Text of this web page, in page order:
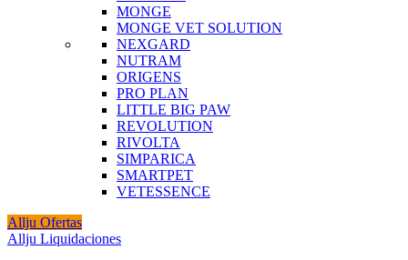
MONGE
MONGE VET SOLUTION
NEXGARD
NUTRAM
ORIGENS
PRO PLAN
LITTLE BIG PAW
REVOLUTION
RIVOLTA
SIMPARICA
SMARTPET
VETESSENCE
Allju Ofertas
Allju Liquidaciones